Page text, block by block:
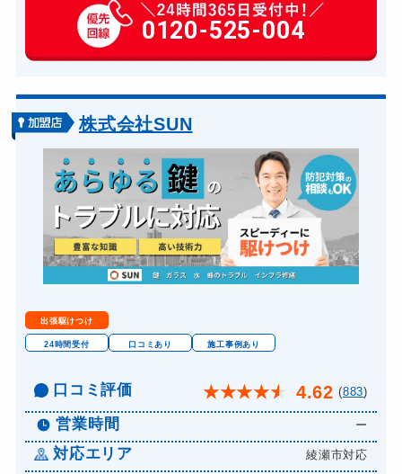
玄関カギ交換 14,300円～(税込)
スーツケースカギ開け 8,800円～(税込)
金庫カギ修理
金庫カギ交換 11,000円～(税込)
ロッカーカギ開け 8,800円～(税込)
ドアノブカギ開け 10,780円～(税込)
ドアノブカギ交換 11,000円～(税込)
0120-525-004
株式会社SUN
出張駆けつけ
24時間受付 口コミあり 施工事例あり
口コミ評価 ★★★★★ 4.62 (883)
営業時間 ー
対応エリア 綾瀬市対応